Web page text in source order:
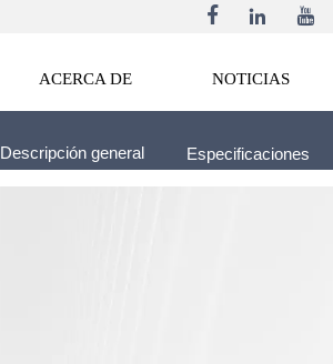
  
ACERCA DE NOTICIAS
Descripción general Especificaciones